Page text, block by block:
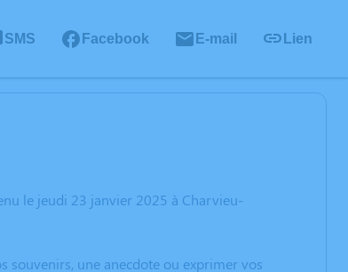
SMS Facebook E-mail Lien
le jeudi 23 janvier 2025 à Charvieu-
souvenirs, une anecdote ou exprimer vos